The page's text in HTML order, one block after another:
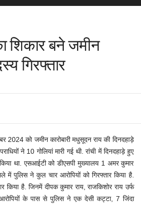
शिकार बने जमीन
गिरफ्तार
2024 को जमीन कारोबारी मधुसूदन राय की दिनदहाड़े
ने 10 गोलियां मारी गई थी. रांची में दिनदहाड़े हुए
था. एसआईटी को डीएसपी मुख्यालय 1 अमर कुमार
में पुलिस ने कुल चार आरोपियों को गिरफ्तार किया है.
किया है. जिनमें दीपक कुमार राय, राजकिशोर राय उर्फ
के पास से पुलिस ने एक देसी कट्टा, 7 जिंदा